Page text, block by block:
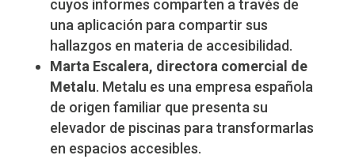
cuyos informes comparten a través de
una aplicación para compartir sus
hallazgos en materia de accesibilidad.
Marta Escalera, directora comercial de
Metalu. Metalu es una empresa española
de origen familiar que presenta su
elevador de piscinas para transformarlas
en espacios accesibles.